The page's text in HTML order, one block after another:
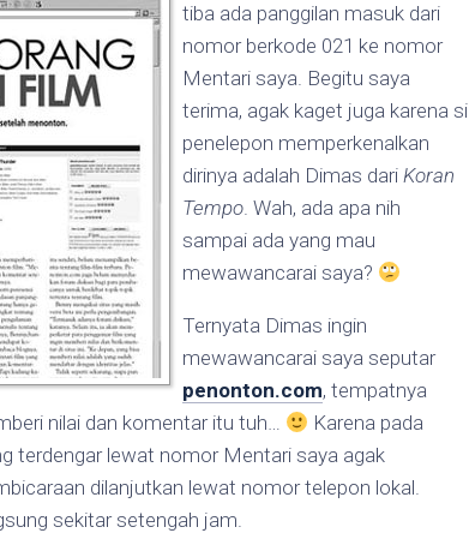
tiba ada panggilan masuk dari
nomor berkode 021 ke nomor
Mentari saya. Begitu saya
terima, agak kaget juga karena si
penelepon memperkenalkan
dirinya adalah Dimas dari Koran
Tempo. Wah, ada apa nih
sampai ada yang mau
mewawancarai saya?
Ternyata Dimas ingin
mewawancarai saya seputar
penonton.com, tempatnya
nilai dan komentar itu tuh…
Karena pada
terdengar lewat nomor Mentari saya agak
dilanjutkan lewat nomor telepon lokal.
sekitar setengah jam.